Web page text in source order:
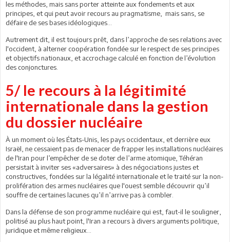
les méthodes, mais sans porter atteinte aux fondements et aux
principes, et qui peut avoir recours au pragmatisme, mais sans, se
défaire de ses bases idéologiques...
Autrement dit, il est toujours prêt, dans l’approche de ses relations avec
l'occident, à alterner coopération fondée sur le respect de ses principes
et objectifs nationaux, et accrochage calculé en fonction de l’évolution
des conjonctures.
5/ le recours à la légitimité
internationale dans la gestion
du dossier nucléaire
À un moment où les États-Unis, les pays occidentaux, et derrière eux
Israël, ne cessaient pas de menacer de frapper les installations nucléaires
de l'Iran pour l’empêcher de se doter de l’arme atomique, Téhéran
persistait à inviter ses «adversaires» à des négociations justes et
constructives, fondées sur la légalité internationale et le traité sur la non-
prolifération des armes nucléaires que l'ouest semble découvrir qu’il
souffre de certaines lacunes qu’il n’arrive pas à combler.
Dans la défense de son programme nucléaire qui est, faut-il le souligner,
politisé au plus haut point, l'Iran a recours à divers arguments politique,
juridique et même religieux...